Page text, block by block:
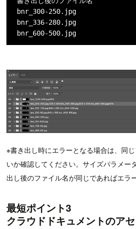
bnr_300-250.jpg
bnr_336-280.jpg
bnr_600-500.jpg
※書き出し時にエラーとなる場合は、同
いか確認してください。サイズパラメー
出し後のファイル名が同じであればエラ
最短ポイント3
クラウドドキュメントのア